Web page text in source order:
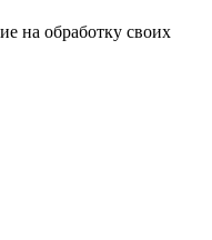
на обработку своих